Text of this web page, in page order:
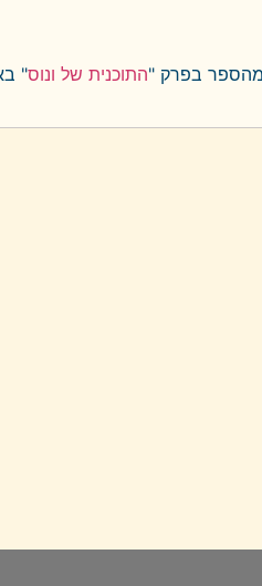
מהספר בפרק "התוכנית של ונוס"